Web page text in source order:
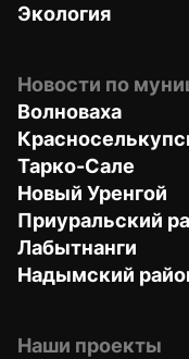
Экология
Новости по
Волноваха
Тарко-Сале
Новый Уренгой
Приуральский
Лабытнанги
Надымский
Наши проекты